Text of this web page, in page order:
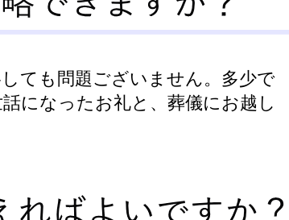
ても問題ございません。多少で
になったお礼と、葬儀にお越し